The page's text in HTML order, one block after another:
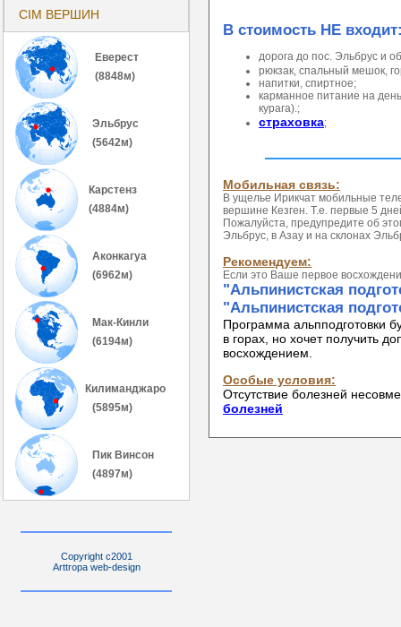
СІМ ВЕРШИН
Еверест
(8848м)
Эльбрус
(5642м)
Карстенз
(4884м)
Аконкагуа
(6962м)
Мак-Кинли
(6194м)
Килиманджаро
(5895м)
Пик Винсон
(4897м)
Copyright c2001
Arttropa web-design
В стоимость НЕ
дорога до пос. Эльбрус и
рюкзак, спальный мешок,
напитки, спиртное;
карманное питание на
курага).;
страховка;
Мобильная связь:
В ущелье Ирикчат мобильные
вершине Кезген. Т.е. первые 5
Пожалуйста, предупредите об
Эльбрус, в Азау и на склонах
Рекомендуем:
Если это Ваше первое
"Альпинистская
"Альпинистская
Программа альпподготовки
в горах, но хочет получить
восхождением.
Особые условия:
Отсутствие болезней
болезней